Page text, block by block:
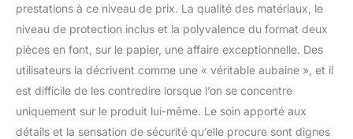
prestations à ce niveau de prix. La qualité des matériaux, le
niveau de protection inclus et la polyvalence du format deux
pièces en font, sur le papier, une affaire exceptionnelle. Des
utilisateurs la décrivent comme une « véritable aubaine », et il
est difficile de les contredire lorsque l’on se concentre
uniquement sur le produit lui-même. Le soin apporté aux
détails et la sensation de sécurité qu’elle procure sont dignes